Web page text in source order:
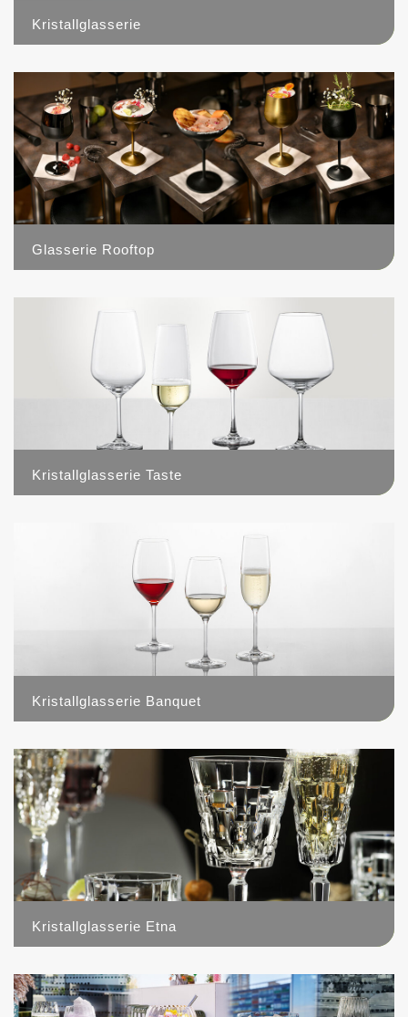
Kristallglasserie
Glasserie Rooftop
Kristallglasserie Taste
Kristallglasserie Banquet
Kristallglasserie Etna